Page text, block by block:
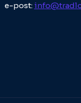
e-post: